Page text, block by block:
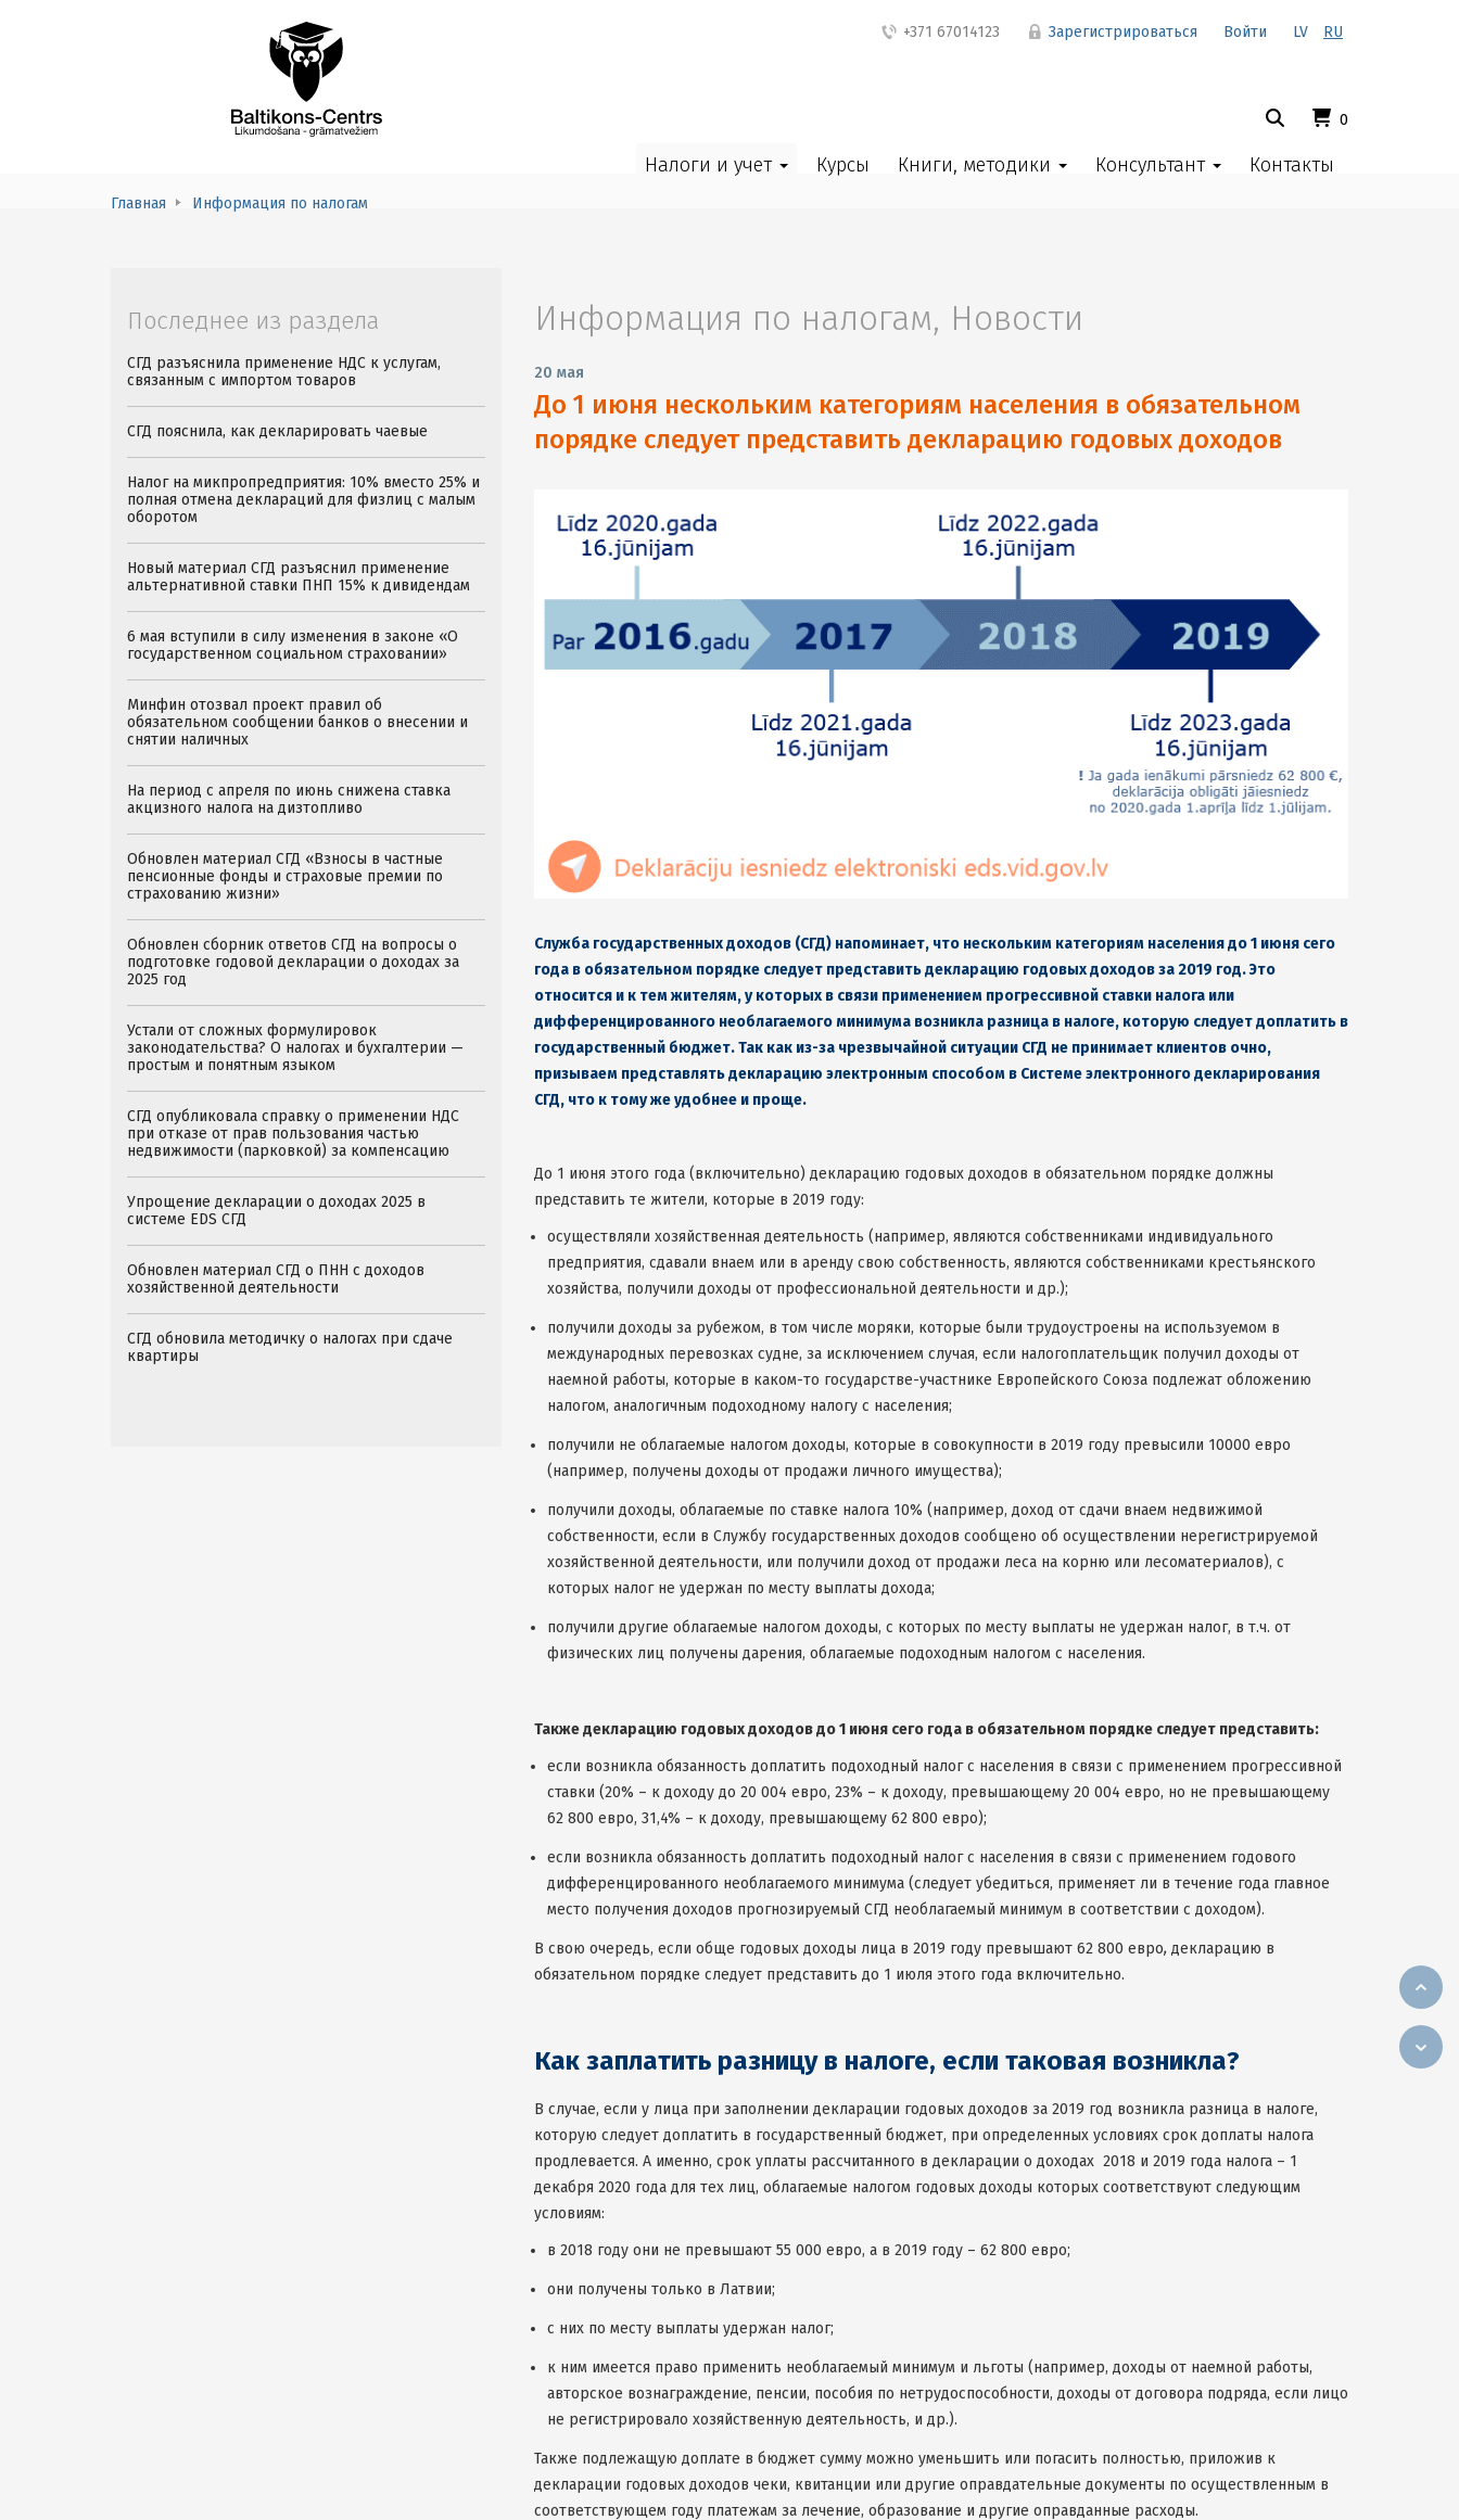
+371 67014123 Зарегистрироваться Войти LV RU
0
Налоги и учет Курсы Книги, методики Консультант Контакты
Главная Информация по налогам
Информация по налогам, Новости
20 мая
До 1 июня нескольким категориям населения в обязательном
порядке следует представить декларацию годовых доходов
Служба государственных доходов (СГД) напоминает, что нескольким категориям населения до 1 июня сего
года в обязательном порядке следует представить декларацию годовых доходов за 2019 год. Это
относится и к тем жителям, у которых в связи применением прогрессивной ставки налога или
дифференцированного необлагаемого минимума возникла разница в налоге, которую следует доплатить в
государственный бюджет. Так как из-за чрезвычайной ситуации СГД не принимает клиентов очно,
призываем представлять декларацию электронным способом в Системе электронного декларирования
СГД, что к тому же удобнее и проще.
До 1 июня этого года (включительно) декларацию годовых доходов в обязательном порядке должны
представить те жители, которые в 2019 году:
осуществляли хозяйственная деятельность (например, являются собственниками индивидуального
предприятия, сдавали внаем или в аренду свою собственность, являются собственниками крестьянского
хозяйства, получили доходы от профессиональной деятельности и др.);
получили доходы за рубежом, в том числе моряки, которые были трудоустроены на используемом в
международных перевозках судне, за исключением случая, если налогоплательщик получил доходы от
наемной работы, которые в каком-то государстве-участнике Европейского Союза подлежат обложению
налогом, аналогичным подоходному налогу с населения;
получили не облагаемые налогом доходы, которые в совокупности в 2019 году превысили 10000 евро
(например, получены доходы от продажи личного имущества);
получили доходы, облагаемые по ставке налога 10% (например, доход от сдачи внаем недвижимой
собственности, если в Службу государственных доходов сообщено об осуществлении нерегистрируемой
хозяйственной деятельности, или получили доход от продажи леса на корню или лесоматериалов), с
которых налог не удержан по месту выплаты дохода;
получили другие облагаемые налогом доходы, с которых по месту выплаты не удержан налог, в т.ч. от
физических лиц получены дарения, облагаемые подоходным налогом с населения.
Также декларацию годовых доходов до 1 июня сего года в обязательном порядке следует представить:
если возникла обязанность доплатить подоходный налог с населения в связи с применением прогрессивной
ставки (20% – к доходу до 20 004 евро, 23% – к доходу, превышающему 20 004 евро, но не превышающему
62 800 евро, 31,4% – к доходу, превышающему 62 800 евро);
если возникла обязанность доплатить подоходный налог с населения в связи с применением годового
дифференцированного необлагаемого минимума (следует убедиться, применяет ли в течение года главное
место получения доходов прогнозируемый СГД необлагаемый минимум в соответствии с доходом).
В свою очередь, если обще годовых доходы лица в 2019 году превышают 62 800 евро, декларацию в
обязательном порядке следует представить до 1 июля этого года включительно.
Как заплатить разницу в налоге, если таковая возникла?
В случае, если у лица при заполнении декларации годовых доходов за 2019 год возникла разница в налоге,
которую следует доплатить в государственный бюджет, при определенных условиях срок доплаты налога
продлевается. А именно, срок уплаты рассчитанного в декларации о доходах 2018 и 2019 года налога – 1
декабря 2020 года для тех лиц, облагаемые налогом годовых доходы которых соответствуют следующим
условиям:
в 2018 году они не превышают 55 000 евро, а в 2019 году – 62 800 евро;
они получены только в Латвии;
с них по месту выплаты удержан налог;
к ним имеется право применить необлагаемый минимум и льготы (например, доходы от наемной работы,
авторское вознаграждение, пенсии, пособия по нетрудоспособности, доходы от договора подряда, если лицо
не регистрировало хозяйственную деятельность, и др.).
Также подлежащую доплате в бюджет сумму можно уменьшить или погасить полностью, приложив к
декларации годовых доходов чеки, квитанции или другие оправдательные документы по осуществленным в
соответствующем году платежам за лечение, образование и другие оправданные расходы.
Последнее из раздела
СГД разъяснила применение НДС к услугам,
связанным с импортом товаров
СГД пояснила, как декларировать чаевые
Налог на микпропредприятия: 10% вместо 25% и
полная отмена деклараций для физлиц с малым
оборотом
Новый материал СГД разъяснил применение
альтернативной ставки ПНП 15% к дивидендам
6 мая вступили в силу изменения в законе «О
государственном социальном страховании»
Минфин отозвал проект правил об
обязательном сообщении банков о внесении и
снятии наличных
На период с апреля по июнь снижена ставка
акцизного налога на дизтопливо
Обновлен материал СГД «Взносы в частные
пенсионные фонды и страховые премии по
страхованию жизни»
Обновлен сборник ответов СГД на вопросы о
подготовке годовой декларации о доходах за
2025 год
Устали от сложных формулировок
законодательства? О налогах и бухгалтерии —
простым и понятным языком
СГД опубликовала справку о применении НДС
при отказе от прав пользования частью
недвижимости (парковкой) за компенсацию
Упрощение декларации о доходах 2025 в
системе EDS СГД
Обновлен материал СГД о ПНН с доходов
хозяйственной деятельности
СГД обновила методичку о налогах при сдаче
квартиры